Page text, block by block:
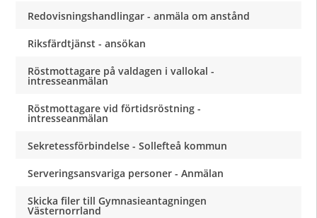
Redovisningshandlingar - anmäla om anstånd
Riksfärdtjänst - ansökan
Röstmottagare på valdagen i vallokal -
intresseanmälan
Röstmottagare vid förtidsröstning -
intresseanmälan
Sekretessförbindelse - Sollefteå kommun
Serveringsansvariga personer - Anmälan
Skicka filer till Gymnasieantagningen
Västernorrland